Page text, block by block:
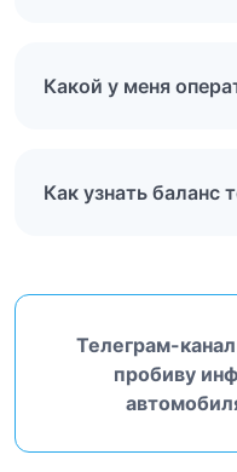
Какой у меня
Как узнать баланс
Телеграм-
пробиву